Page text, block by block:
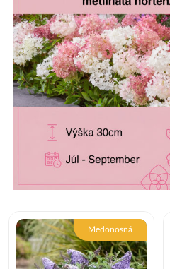
Medonosná